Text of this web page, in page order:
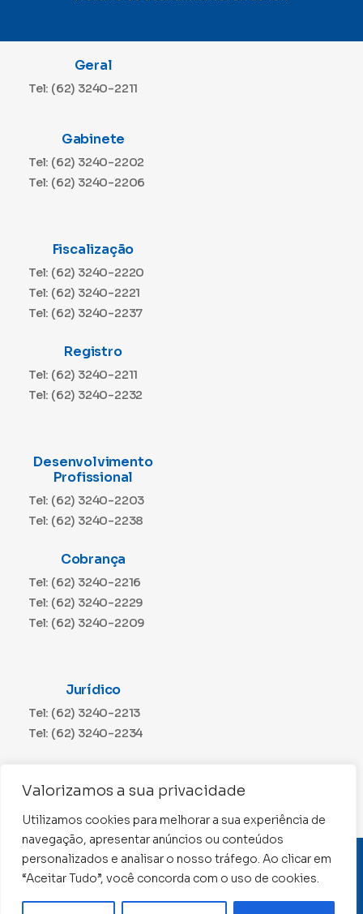
Valorizamos a sua privacidade
Utilizamos cookies para melhorar a sua experiência de
navegação, apresentar anúncios ou conteúdos
personalizados e analisar o nosso tráfego. Ao clicar em
“Aceitar Tudo”, você concorda com o uso de cookies.
Geral
Tel: (62) 3240-2211
Gabinete
Tel: (62) 3240-2202
Tel: (62) 3240-2206
Fiscalização
Tel: (62) 3240-2220
Tel: (62) 3240-2221
Tel: (62) 3240-2237
Registro
Tel: (62) 3240-2211
Tel: (62) 3240-2232
Desenvolvimento
Profissional
Tel: (62) 3240-2203
Tel: (62) 3240-2238
Cobrança
Tel: (62) 3240-2216
Tel: (62) 3240-2229
Tel: (62) 3240-2209
Jurídico
Tel: (62) 3240-2213
Tel: (62) 3240-2234
Tel: (62) 3240-2230
CNPJ: 01.015.676/0001-11
Conselho Regional de Contabilidade de Goiás 2022 –
Todos os direitos reservados